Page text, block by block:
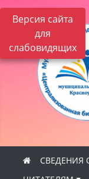
Версия сайта
для
слабовидящих
СВЕДЕНИЯ